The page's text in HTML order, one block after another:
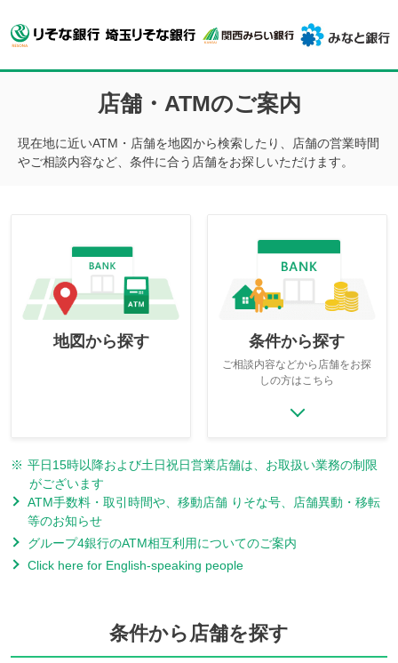
店舗・ATMのご案内
現在地に近いATM・店舗を地図から検索したり、店舗の営業時間
やご相談内容など、条件に合う店舗をお探しいただけます。
地図から探す 条件から探す
ご相談内容などから店舗をお探
しの方はこちら
※ 平日15時以降および土日祝日営業店舗は、お取扱い業務の制限
がございます
ATM手数料・取引時間や、移動店舗 りそな号、店舗異動・移転
等のお知らせ
グループ4銀行のATM相互利用についてのご案内
Click here for English-speaking people
条件から店舗を探す